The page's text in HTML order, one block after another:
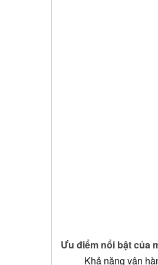
Ưu điểm nổi bật của
Khả năng vận